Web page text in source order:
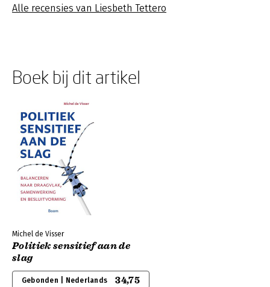
Alle recensies van Liesbeth Tettero
Boek bij dit artikel
Michel de Visser
Politiek sensitief aan de
slag
Gebonden | Nederlands 34,75